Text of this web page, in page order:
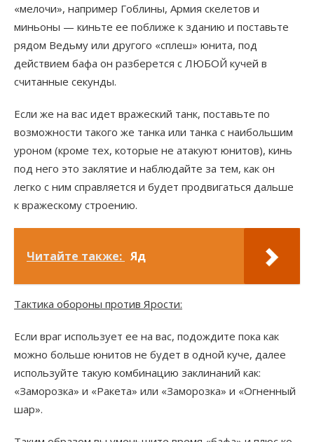
«мелочи», например Гоблины, Армия скелетов и
миньоны — киньте ее поближе к зданию и поставьте
рядом Ведьму или другого «сплеш» юнита, под
действием бафа он разберется с ЛЮБОЙ кучей в
считанные секунды.
Если же на вас идет вражеский танк, поставьте по
возможности такого же танка или танка с наибольшим
уроном (кроме тех, которые не атакуют юнитов), кинь
под него это заклятие и наблюдайте за тем, как он
легко с ним справляется и будет продвигаться дальше
к вражескому строению.
Читайте также: Яд
Тактика обороны против Ярости:
Если враг использует ее на вас, подождите пока как
можно больше юнитов не будет в одной куче, далее
используйте такую комбинацию заклинаний как:
«Заморозка» и «Ракета» или «Заморозка» и «Огненный
шар».